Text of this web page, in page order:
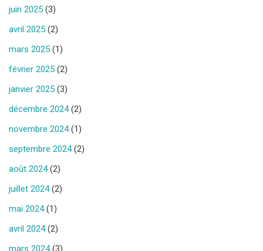
juin 2025 (3)
avril 2025 (2)
mars 2025 (1)
février 2025 (2)
janvier 2025 (3)
décembre 2024(2)
novembre 2024(1)
septembre 2024(2)
août 2024(2)
juillet 2024(2)
mai 2024(1)
avril 2024(2)
mars 2024(3)